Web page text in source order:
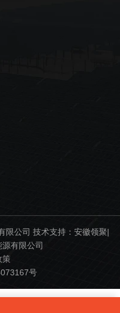
限公司 技术支持：安徽领聚|
有限公司
策
号